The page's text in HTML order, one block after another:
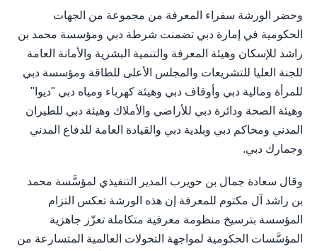
وحضر الورشة سفراء المعرفة من مجموعة من الجهات
الحكومية في إمارة دبي تضمنت شرطة دبي ومؤسسة محمد بن
راشد للإسكان وهيئة المعرفة والتنمية البشرية والأمانة العامة
للجنة العليا للتشريعات والمجلس الأعلى للطاقة ومؤسسة دبي
للمرأة ومالية دبي وأوقاف دبي وهيئة كهرباء ومياه دبي "ديوا"
وهيئة الصحة ودائرة دبي للأراضي والأملاك وهيئة دبي للطيران
المدني ومحاكم دبي وبلدية دبي والقيادة العامة للدفاع المدني
وجمارك دبي.
وقال سعادة جمال بن حويرب المدير التنفيذي لمؤسَّسة محمد
بن راشد آل مكتوم للمعرفة إن هذه الورشة تعكس التزام
المؤسسة بترسيخ منظومة معرفية متكاملة تعزّز جاهزية
المؤسَّسات الحكومية لمواجهة التحولات العالمية المتسارعة من